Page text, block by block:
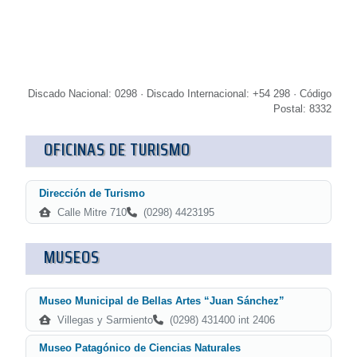
Discado Nacional: 0298 · Discado Internacional: +54 298 · Código
Postal: 8332
OFICINAS DE TURISMO
Dirección de Turismo
Calle Mitre 710
(0298) 4423195
MUSEOS
Museo Municipal de Bellas Artes “Juan Sánchez”
Villegas y Sarmiento
(0298) 431400 int 2406
Museo Patagónico de Ciencias Naturales